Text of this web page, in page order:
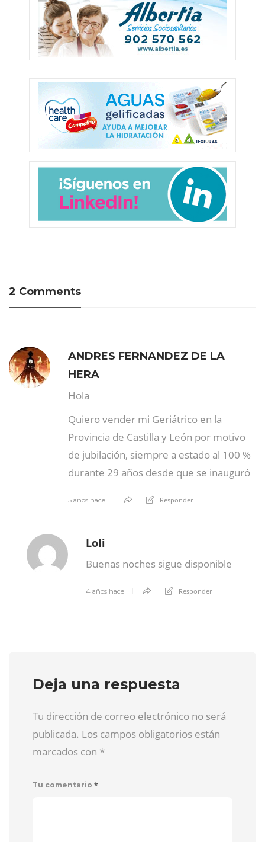
2 Comments
ANDRES FERNANDEZ DE LA
HERA
Hola
Quiero vender mi Geriátrico en la
Provincia de Castilla y León por motivo
de jubilación, siempre a estado al 100 %
durante 29 años desde que se inauguró
5 años hace Responder
Loli
Buenas noches sigue disponible
4 años hace Responder
Deja una respuesta
Tu dirección de correo electrónico no será
publicada. Los campos obligatorios están
marcados con *
Tu comentario *